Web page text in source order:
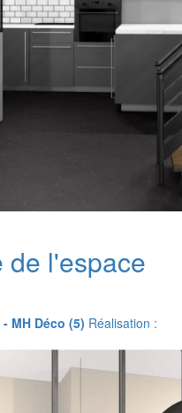
de l'espace
MH Déco (5) Réalisation :